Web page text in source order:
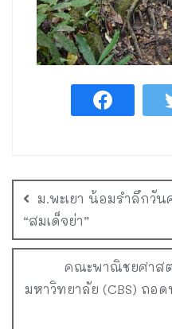
ม.พะเยา น้อมรำลึกวั
“สมเด็จย่า”
คณะพาณิชยศาส
มหาวิทยาลัย (CBS) ถอ